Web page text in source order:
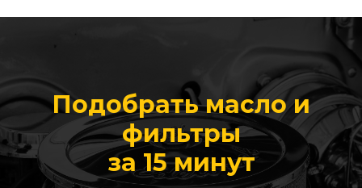
Подобрать масло и
фильтры
за 15 минут